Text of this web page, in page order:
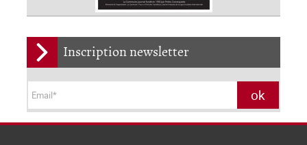
Inscription newsletter